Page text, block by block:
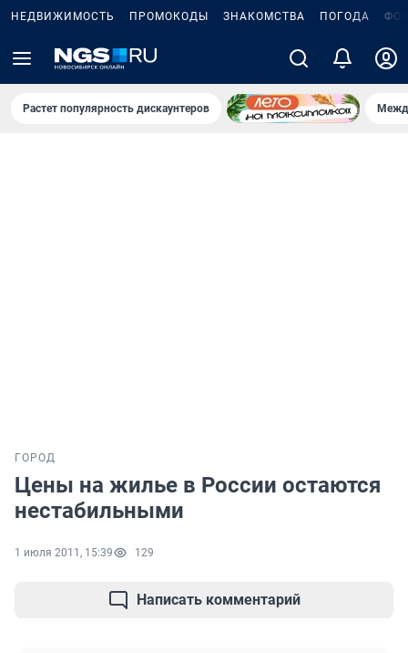
НЕДВИЖИМОСТЬ ПРОМОКОДЫ ЗНАКОМСТВА ПОГОДА
Растет популярность дискаунтеров
ГОРОД
Цены на жилье в России остаются
нестабильными
1 июля 2011, 15:39 129
Написать комментарий